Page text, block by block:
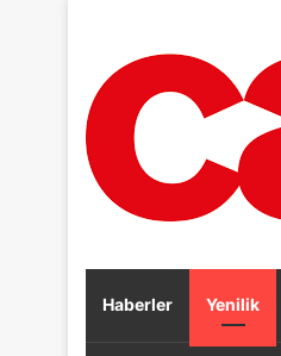
Haberler Yenilik